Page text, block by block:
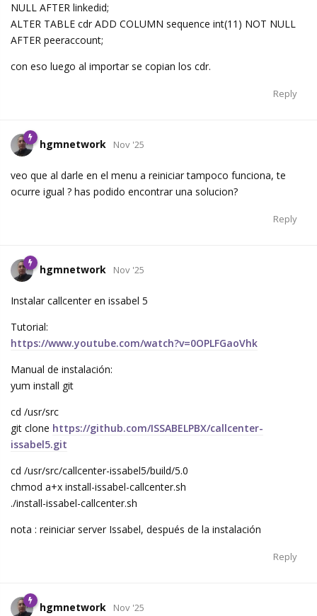
NULL AFTER linkedid;
ALTER TABLE cdr ADD COLUMN sequence int(11) NOT NULL
AFTER peeraccount;
con eso luego al importar se copian los cdr.
Reply
hgmnetwork Nov '25
veo que al darle en el menu a reiniciar tampoco funciona, te
ocurre igual ? has podido encontrar una solucion?
Reply
hgmnetwork Nov '25
Instalar callcenter en issabel 5
Tutorial:
https://www.youtube.com/watch?v=0OPLFGaoVhk
Manual de instalación:
yum install git
cd /usr/src
git clone https://github.com/ISSABELPBX/callcenter-
issabel5.git
cd /usr/src/callcenter-issabel5/build/5.0
chmod a+x install-issabel-callcenter.sh
./install-issabel-callcenter.sh
nota : reiniciar server Issabel, después de la instalación
Reply
hgmnetwork Nov '25